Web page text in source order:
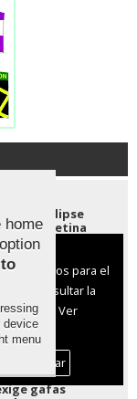
el eclipse
la retina
la mitad
y el
nivel más alto
gafas
de terceros para el
consultar la
Ver
Cookies
Personalizar
home
device
menu